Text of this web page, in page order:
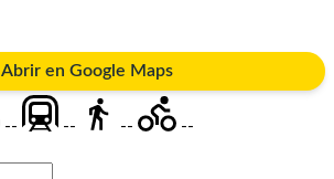
Abrir en Google Maps
-- -- -- --